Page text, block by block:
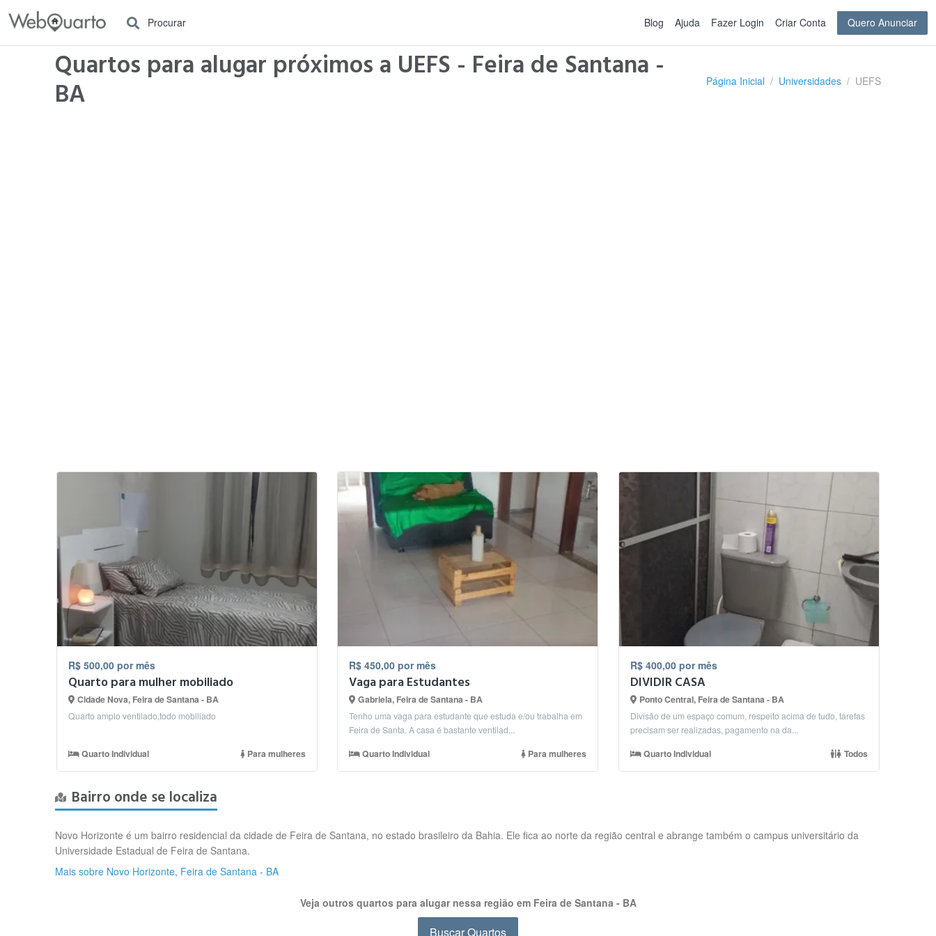
Procurar Blog Ajuda Fazer Login Criar Conta Quero Anunciar
Quartos para alugar próximos a UEFS - Feira de Santana -
BA
Página Inicial Universidades UEFS
R$ 500,00 por mês
Quarto para mulher mobiliado
Cidade Nova, Feira de Santana - BA
Quarto amplo ventilado,todo mobiliado
Quarto Individual Para mulheres
R$ 450,00 por mês
Vaga para Estudantes
Gabriela, Feira de Santana - BA
Tenho uma vaga para estudante que estuda e/ou trabalha em
Feira de Santa. A casa é bastante ventilad...
Quarto Individual Para mulheres
R$ 400,00 por mês
DIVIDIR CASA
Ponto Central, Feira de Santana - BA
Divisão de um espaço comum, respeito acima de tudo, tarefas
precisam ser realizadas, pagamento na da...
Quarto Individual Todos
Bairro onde se localiza
Novo Horizonte é um bairro residencial da cidade de Feira de Santana, no estado brasileiro da Bahia. Ele fica ao norte da região central e abrange também o campus universitário da
Universidade Estadual de Feira de Santana.
Mais sobre Novo Horizonte, Feira de Santana - BA
Veja outros quartos para alugar nessa região em Feira de Santana - BA
Buscar Quartos